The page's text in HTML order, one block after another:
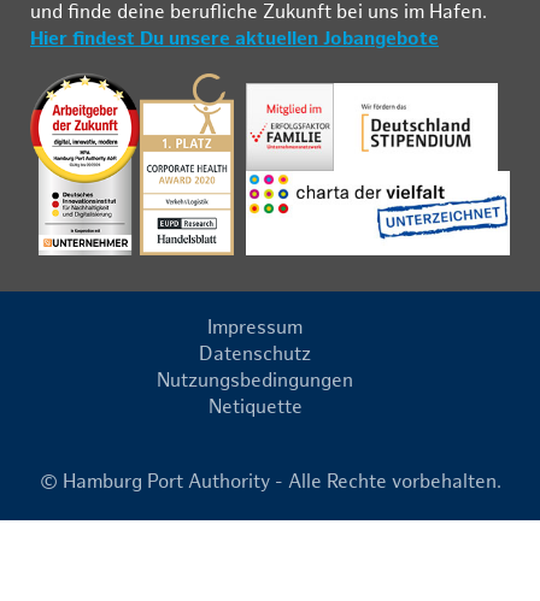
und fin­de deine be­ruf­li­che Zu­kunft bei uns im Ha­fen.
Hier findest Du unsere aktuellen Jobangebote
Impressum
Datenschutz
Nutzungsbedingungen
Netiquette
© Hamburg Port Authority - Alle Rechte vorbehalten.